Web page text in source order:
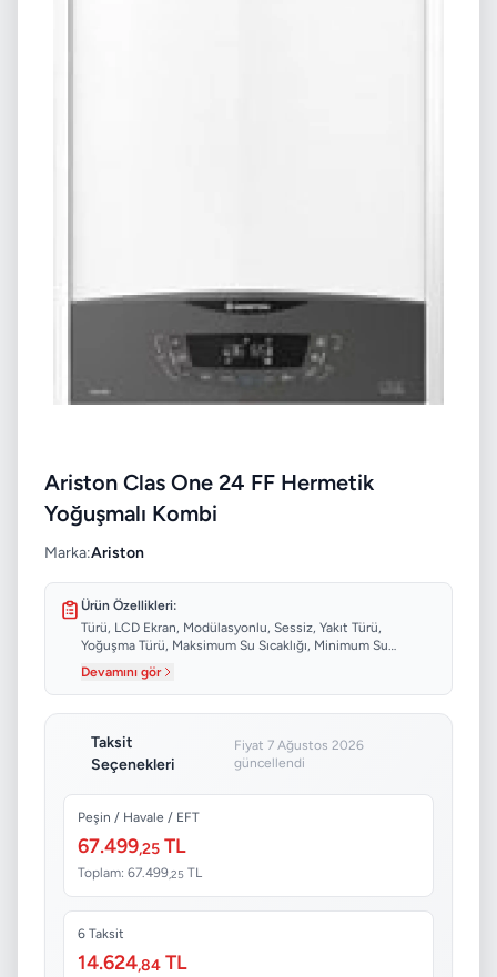
Ariston Clas One 24 FF Hermetik
Yoğuşmalı Kombi
Marka:Ariston
Ürün Özellikleri:
Türü, LCD Ekran, Modülasyonlu, Sessiz, Yakıt Türü,
Yoğuşma Türü, Maksimum Su Sıcaklığı, Minimum Su
Devamını gör
Taksit
Seçenekleri
Fiyat 7 Ağustos 2026
güncellendi
Peşin / Havale / EFT
67.499,25 TL
Toplam: 67.499,25 TL
6 Taksit
14.624,84 TL